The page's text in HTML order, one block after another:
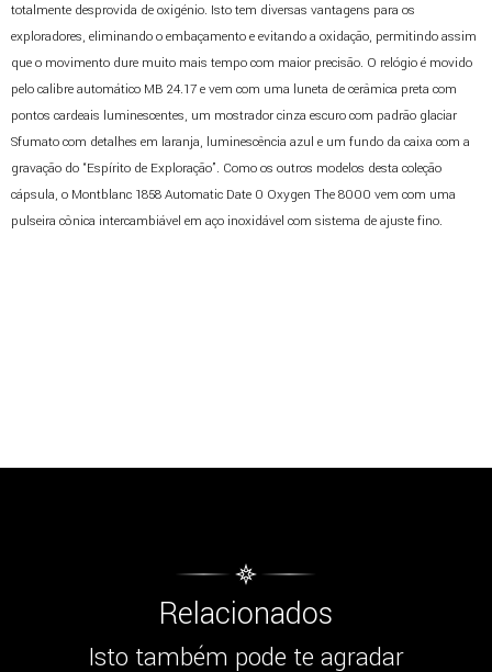
totalmente desprovida de oxigénio. Isto tem diversas vantagens para os
exploradores, eliminando o embaçamento e evitando a oxidação, permitindo assim
que o movimento dure muito mais tempo com maior precisão. O relógio é movido
pelo calibre automático MB 24.17 e vem com uma luneta de cerâmica preta com
pontos cardeais luminescentes, um mostrador cinza escuro com padrão glaciar
Sfumato com detalhes em laranja, luminescência azul e um fundo da caixa com a
gravação do “Espírito de Exploração”. Como os outros modelos desta coleção
cápsula, o Montblanc 1858 Automatic Date 0 Oxygen The 8000 vem com uma
pulseira cônica intercambiável em aço inoxidável com sistema de ajuste fino.
Relacionados
Isto também pode te agradar